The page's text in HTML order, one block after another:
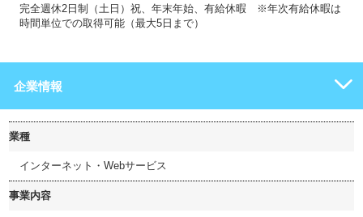
完全週休2日制（土日）祝、年末年始、有給休暇 ※年次有給休暇は
時間単位での取得可能（最大5日まで）
企業情報
業種
インターネット・Webサービス
事業内容